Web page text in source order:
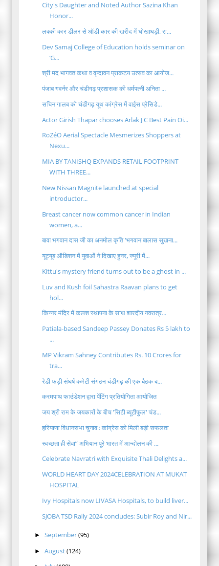
City's Daughter and Noted Author Sazina Khan
Honor...
लक्की कार डीलर से ऑडी कार की खरीद में धोखाधड़ी, रा...
Dev Samaj College of Education holds seminar on
‘G...
श्री मद भागवत कथा व वृन्दावन प्राकटय उत्सव का आयोज...
पंजाब गवर्नर और चंडीगढ़ प्रशासक की धर्मपत्नी अनिता ...
सचिन गालब को चंडीगढ़ यूथ कांग्रेस में वाईस प्रेसिडे...
Actor Girish Thapar chooses Arlak J C Best Pain Oi...
RoZéO Aerial Spectacle Mesmerizes Shoppers at
Nexu...
MIA BY TANISHQ EXPANDS RETAIL FOOTPRINT
WITH THREE...
New Nissan Magnite launched at special
introductor...
Breast cancer now common cancer in Indian
women, a...
बावा भगवान दास जी का अनमोल कृति 'भगवान बालास सुखना...
यूट्यूब ऑडिशन में युवाओं ने दिखाए हुनर, ज्यूरी में...
Kittu's mystery friend turns out to be a ghost in ...
Luv and Kush foil Sahastra Raavan plans to get
hol...
किन्नर मंदिर में कलश स्थापना के साथ शारदीय नवरात्र...
Patiala-based Sandeep Passey Donates Rs 5 lakh to
...
MP Vikram Sahney Contributes Rs. 10 Crores for
tra...
रेडी फड़ी संघर्ष कमेटी संगठन चंडीगढ़ की एक बैठक ब...
करमपाथ फाउंडेशन द्वारा पेंटिंग प्रतियोगिता आयोजित
जय श्री राम के जयकारों के बीच 'सिटी ब्यूटीफुल' चंड...
हरियाणा विधानसभा चुनाव : कांग्रेस को मिली बड़ी सफलता
स्वच्छता ही सेवा” अभियान पूरे भारत में आन्दोलन की ...
Celebrate Navratri with Exquisite Thali Delights a...
WORLD HEART DAY 2024CELEBRATION AT MUKAT
HOSPITAL
Ivy Hospitals now LIVASA Hospitals, to build liver...
SJOBA TSD Rally 2024 concludes: Subir Roy and Nir...
► September(95)
► August(124)